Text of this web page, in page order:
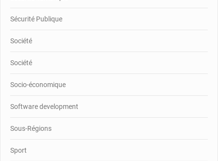
Sécurité Publique
Société
Société
Socio-économique
Software development
Sous-Régions
Sport